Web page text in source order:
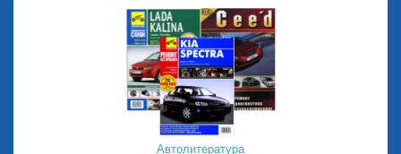
Автолитература